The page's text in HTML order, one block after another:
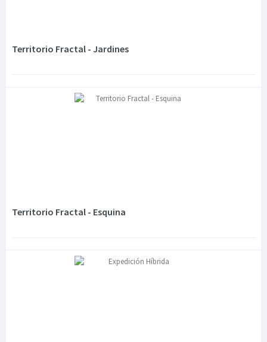
Territorio Fractal - Jardines
Territorio Fractal - Esquina